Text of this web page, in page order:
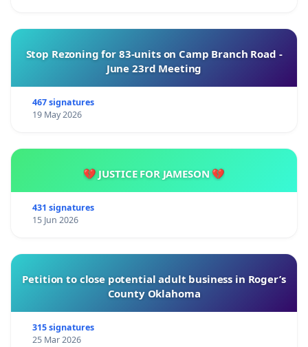
Stop Rezoning for 83-units on Camp Branch Road -
June 23rd Meeting
467 signatures
19 May 2026
💔 JUSTICE FOR JAMESON 💔
431 signatures
15 Jun 2026
Petition to close potential adult business in Roger’s
County Oklahoma
315 signatures
25 Mar 2026